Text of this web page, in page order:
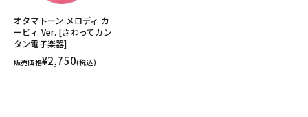
オタマトーン メロディ カ
ービィ Ver. [さわってカン
タン電子楽器]
販売価格¥2,750(税込)